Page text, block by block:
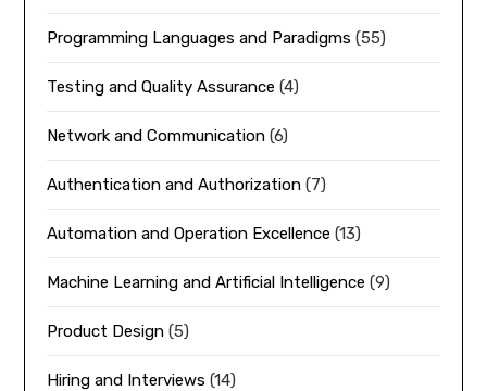
Programming Languages and Paradigms (55)
Testing and Quality Assurance (4)
Network and Communication (6)
Authentication and Authorization (7)
Automation and Operation Excellence (13)
Machine Learning and Artificial Intelligence (9)
Product Design (5)
Hiring and Interviews (14)